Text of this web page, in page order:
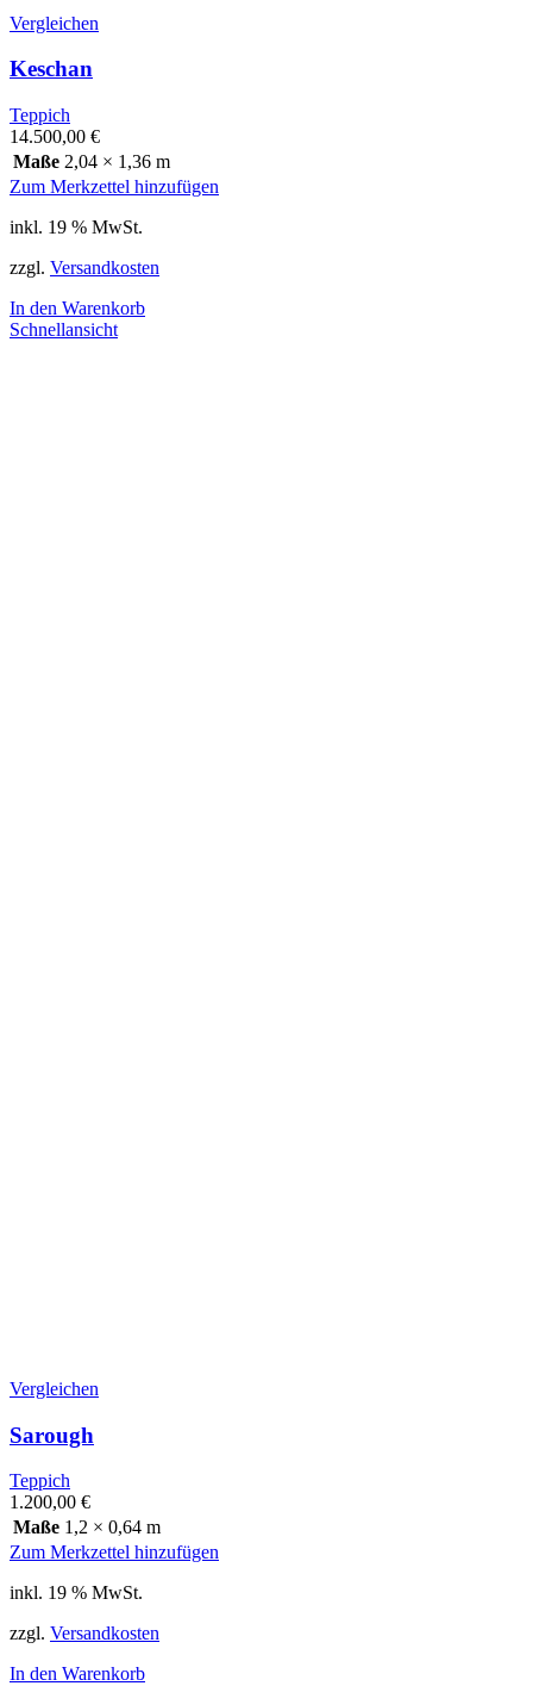
Vergleichen
Keschan
Teppich
14.500,00 €
Maße 2,04 × 1,36 m
Zum Merkzettel hinzufügen
inkl. 19 % MwSt.
zzgl. Versandkosten
In den Warenkorb
Schnellansicht
Vergleichen
Sarough
Teppich
1.200,00 €
Maße 1,2 × 0,64 m
Zum Merkzettel hinzufügen
inkl. 19 % MwSt.
zzgl. Versandkosten
In den Warenkorb